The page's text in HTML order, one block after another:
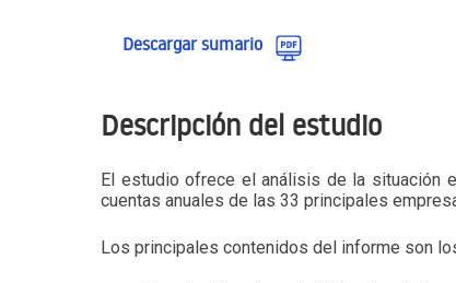
Descargar sumario
Descripción del estudio
El estudio ofrece el análisis de la situación
cuentas anuales de las 33 principales
Los principales contenidos del informe son